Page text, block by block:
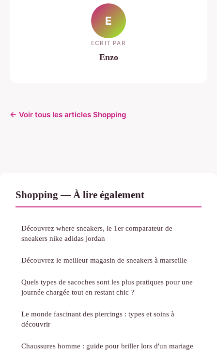
E
ECRIT PAR
Enzo
← Voir tous les articles Shopping
Shopping — À lire également
Découvrez where sneakers, le 1er comparateur de
sneakers nike adidas jordan
Découvrez le meilleur magasin de sneakers à marseille
Quels types de sacoches sont les plus pratiques pour une
journée chargée tout en restant chic ?
Le monde fascinant des piercings : types et soins à
découvrir
Chaussures homme : guide pour briller lors d'un mariage